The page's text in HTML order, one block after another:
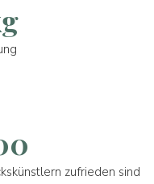
zufrieden sind